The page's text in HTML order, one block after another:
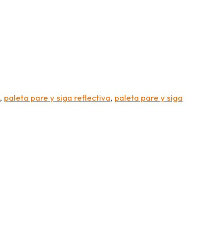
, paleta pare y siga reflectiva, paleta pare y siga